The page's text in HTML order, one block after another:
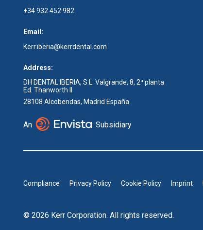
+34 932 452 982
Email:
Kerr.iberia@kerrdental.com
Address:
DH DENTAL IBERIA, S.L. Valgrande, 8, 2ª planta
Ed. Thanworth II
28108 Alcobendas, Madrid España
An Subsidiary
Compliance Privacy Policy Cookie Policy Imprint
© 2026 Kerr Corporation. All rights reserved.